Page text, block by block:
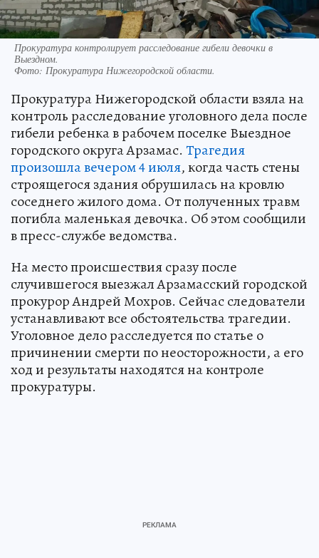
Прокуратура контролирует расследование гибели девочки в
Выездном.
Фото: Прокуратура Нижегородской области.
Прокуратура Нижегородской области взяла на
контроль расследование уголовного дела после
гибели ребенка в рабочем поселке Выездное
городского округа Арзамас. Трагедия
произошла вечером 4 июля, когда часть стены
строящегося здания обрушилась на кровлю
соседнего жилого дома. От полученных травм
погибла маленькая девочка. Об этом сообщили
в пресс-службе ведомства.
На место происшествия сразу после
случившегося выезжал Арзамасский городской
прокурор Андрей Мохров. Сейчас следователи
устанавливают все обстоятельства трагедии.
Уголовное дело расследуется по статье о
причинении смерти по неосторожности, а его
ход и результаты находятся на контроле
прокуратуры.